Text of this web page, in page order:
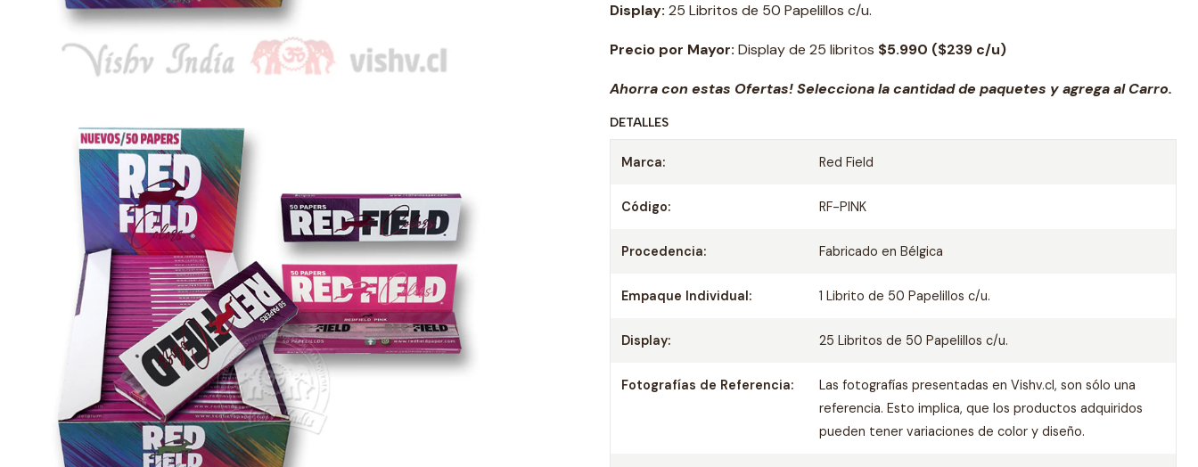
Display: 25 Libritos de 50 Papelillos c/u.
Precio por Mayor: Display de 25 libritos $5.990 ($239 c/u)
Ahorra con estas Ofertas! Selecciona la cantidad de paquetes y agrega al Carro.
DETALLES
Marca: Red Field
Código: RF-PINK
Procedencia: Fabricado en Bélgica
Empaque Individual: 1 Librito de 50 Papelillos c/u.
Display: 25 Libritos de 50 Papelillos c/u.
Fotografías de Referencia:
Las fotografías presentadas en Vishv.cl, son sólo una
referencia. Esto implica, que los productos adquiridos
pueden tener variaciones de color y diseño.